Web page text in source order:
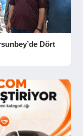
Dört